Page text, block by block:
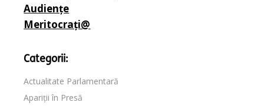
Audiențe
Meritocrați@
Categorii:
Actualitate Parlamentară
Apariții în Presă